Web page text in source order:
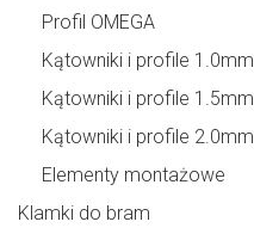
Profil OMEGA
Kątowniki i profile 1.0mm
Kątowniki i profile 1.5mm
Kątowniki i profile 2.0mm
Elementy montażowe
Klamki do bram